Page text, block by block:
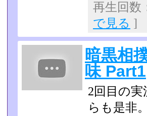
再生回
で見る ]
暗黒相
味 Part1
2回目の
らも是非。